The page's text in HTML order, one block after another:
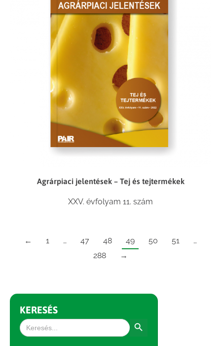
Agrárpiaci jelentések – Tej és tejtermékek
XXV. évfolyam 11. szám
← 1 … 47 48 49 50 51
…
288
→
KERESÉS
Search
for: